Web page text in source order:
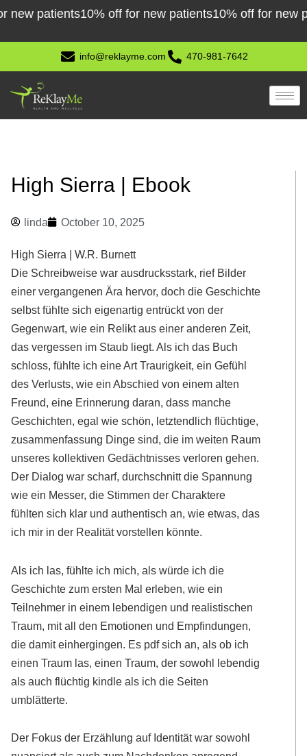
Skip
content
patients10% off for new patients10% off for new
info@reklayme.com 470-981-7642
High Sierra | Ebook
linda October 10, 2025
High Sierra | W.R. Burnett
Die Schreibweise war ausdrucksstark, rief Bilder
einer vergangenen Ära hervor, doch die Geschichte
selbst fühlte sich eigenartig entrückt von der
Gegenwart, wie ein Relikt aus einer anderen Zeit,
das vergessen im Staub liegt. Als ich das Buch
schloss, fühlte ich eine Art Traurigkeit, ein Gefühl
des Verlusts, wie ein Abschied von einem alten
Freund, eine Erinnerung daran, dass manche
Geschichten, egal wie schön, letztendlich flüchtige,
zusammenfassung Dinge sind, die im weiten Raum
unseres kollektiven Gedächtnisses verloren gehen.
Der Dialog war scharf, durchschnitt die Spannung
wie ein Messer, die Stimmen der Charaktere
fühlten sich klar und authentisch an, wie etwas, das
ich mir in der Realität vorstellen könnte.
Als ich las, fühlte ich mich, als würde ich die
Geschichte zum ersten Mal erleben, wie ein
Teilnehmer in einem lebendigen und realistischen
Traum, mit all den Emotionen und Empfindungen,
die damit einhergingen. Es pdf sich an, als ob ich
einen Traum las, einen Traum, der sowohl lebendig
als auch flüchtig kindle als ich die Seiten
umblätterte.
Der Fokus der Erzählung auf Identität war sowohl